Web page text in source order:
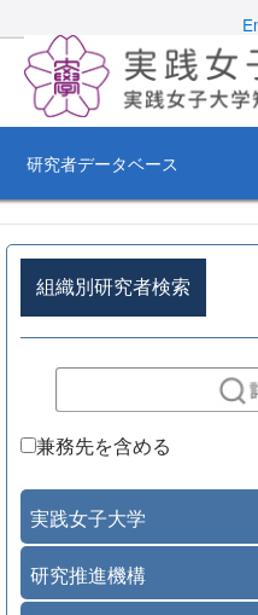
研究者データベース
組織別研究者検索
兼務先を含める
実践女子大学
研究推進機構